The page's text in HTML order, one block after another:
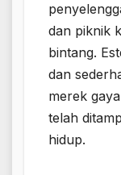
dan piknik
bintang.
dan
merek
telah
hidup.